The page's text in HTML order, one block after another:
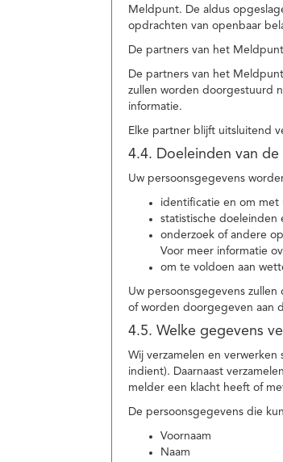
Meldpunt. De aldus
opdrachten van openbaar
De partners van het
De partners van het
zullen worden doorgestuurd
informatie.
Elke partner blijft uitsluitend
4.4. Doeleinden van
Uw persoonsgegevens
identificatie en om met
statistische doeleinden
onderzoek of andere
Voor meer informatie
om te voldoen aan
Uw persoonsgegevens
of worden doorgegeven aan
4.5. Welke gegevens
Wij verzamelen en
indient). Daarnaast
melder een klacht heeft of
De persoonsgegevens die
Voornaam
Naam